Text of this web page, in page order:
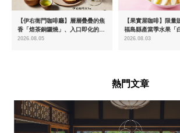
【伊右衛門咖啡廳】層層疊疊的焦
香「焙茶銅鑼燒」、入口即化的
「宇治抹茶提拉米蘇」全新登場
2026.08.05
【果實屋咖啡】限量
福島縣產當季水果「
2026.08.03
熱門文章